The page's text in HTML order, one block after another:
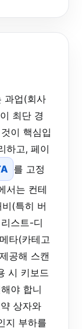
과업(회사
최단 경
이 핵심입
하고, 페이
를 고정
서는 컨테
(특히 버
스트-디
타(카테고
공해 스캔
시 키보드
야 합니
상자와
지 부하를